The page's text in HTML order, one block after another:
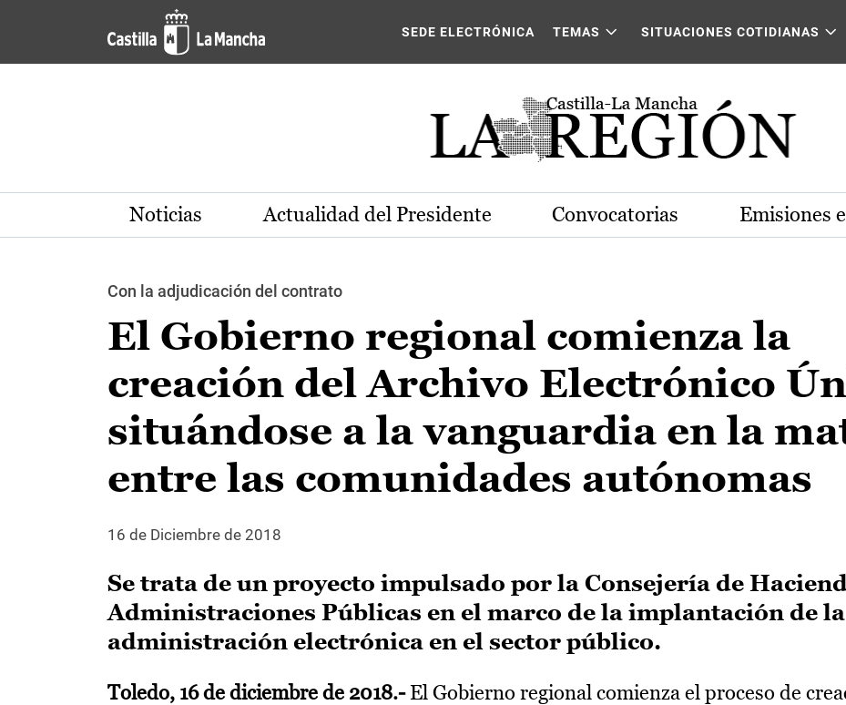
Pasar al contenido principal
SEDE ELECTRÓNICA TEMAS SITUACIONES COTIDIANAS
Noticias Actualidad del Presidente Convocatorias Emisiones
Con la adjudicación del contrato
El Gobierno regional comienza la
creación del Archivo Electrónico
situándose a la vanguardia en la
entre las comunidades autónomas
16 de Diciembre de 2018
Se trata de un proyecto impulsado por la Consejería de
Administraciones Públicas en el marco de la implantación de la
administración electrónica en el sector público.
Toledo, 16 de diciembre de 2018.-El Gobierno regional comienza el proceso de